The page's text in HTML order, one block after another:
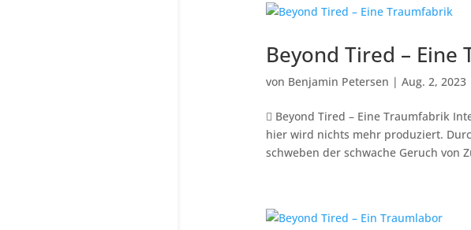
Beyond Tired – Eine
von Benjamin Petersen | Aug. 2, 2023
 Beyond Tired – Eine Traumfabrik
hier wird nichts mehr produziert.
schweben der schwache Geruch von